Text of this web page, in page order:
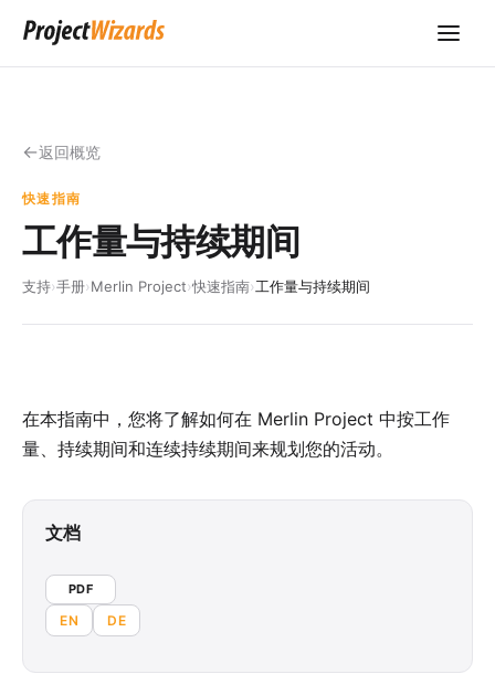
返回概览
快速指南
工作量与持续期间
支持›手册›Merlin Project›快速指南›工作量与持续期间
在本指南中，您将了解如何在 Merlin Project 中按工作
量、持续期间和连续持续期间来规划您的活动。
文档
PDF
EN DE